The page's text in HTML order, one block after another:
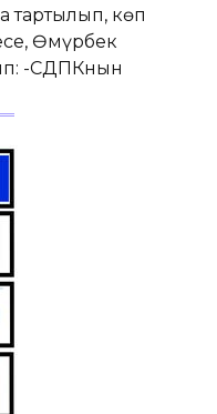
тартылып, көп
Өмүрбек
-СДПКнын